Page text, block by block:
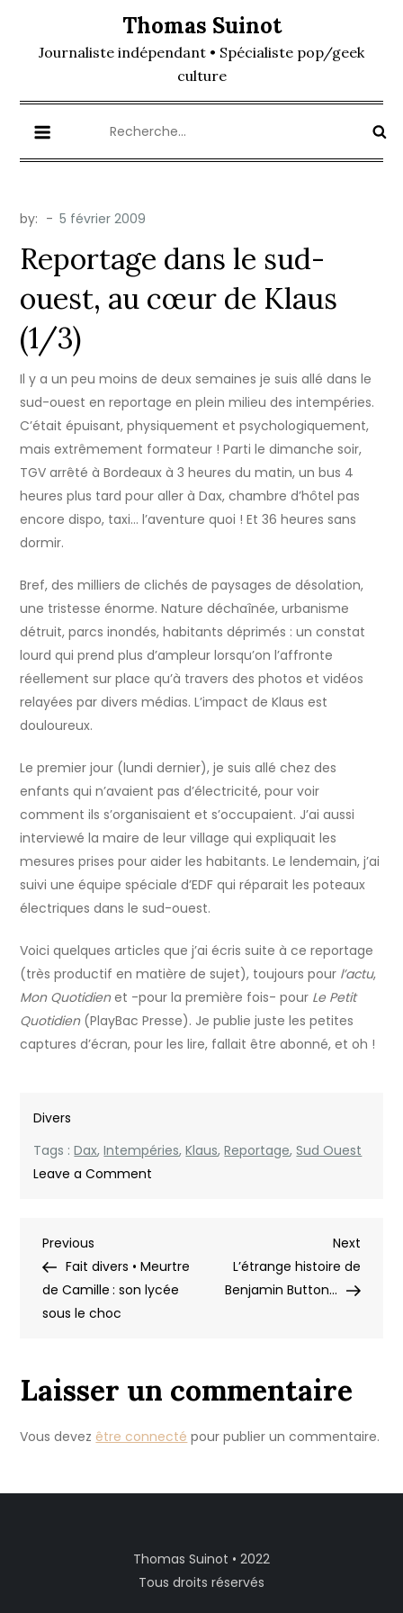
content
Thomas Suinot
Journaliste indépendant • Spécialiste pop/geek
culture
by:
Reportage dans le sud-
ouest, au cœur de Klaus
(1/3)
Il y a un peu moins de deux semaines je suis allé dans le
sud-ouest en reportage en plein milieu des intempéries.
C’était épuisant, physiquement et psychologiquement,
mais extrêmement formateur ! Parti le dimanche soir,
TGV arrêté à Bordeaux à 3 heures du matin, un bus 4
heures plus tard pour aller à Dax, chambre d’hôtel pas
encore dispo, taxi… l’aventure quoi ! Et 36 heures sans
dormir.
Bref, des milliers de clichés de paysages de désolation,
une tristesse énorme. Nature déchaînée, urbanisme
détruit, parcs inondés, habitants déprimés : un constat
lourd qui prend plus d’ampleur lorsqu’on l’affronte
réellement sur place qu’à travers des photos et vidéos
relayées par divers médias. L’impact de Klaus est
douloureux.
Le premier jour (lundi dernier), je suis allé chez des
enfants qui n’avaient pas d’électricité, pour voir
comment ils s’organisaient et s’occupaient. J’ai aussi
interviewé la maire de leur village qui expliquait les
mesures prises pour aider les habitants. Le lendemain, j’ai
suivi une équipe spéciale d’EDF qui réparait les poteaux
électriques dans le sud-ouest.
Voici quelques articles que j’ai écris suite à ce reportage
(très productif en matière de sujet), toujours pour l’actu,
Mon Quotidienet -pour la première fois- pour Le Petit
Quotidien(PlayBac Presse). Je publie juste les petites
captures d’écran, pour les lire, fallait être abonné, et oh !
Divers
Tags :Dax,Intempéries,Klaus,Reportage,Sud Ouest
Leave a Comment
sud-
ouest,
Klaus
(1/3)
Navigation
de
Previous
Post
Previous
Fait divers • Meurtre
de Camille : son lycée
sous le choc
Next
Post
Next
L’étrange histoire de
Benjamin Button…
Laisser un commentaire
Vous devez être connecté pour publier un commentaire.
Thomas Suinot • 2022
Tous droits réservés